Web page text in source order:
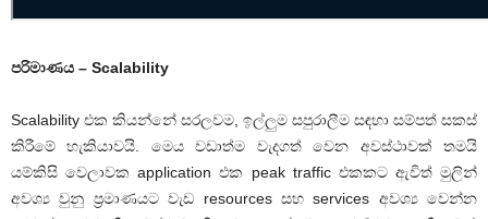
පරිමාණය – Scalability
Scalability එක කියන්නේ සරලවම, ඉල්ලුම සපුරාලීම සඳහා සම්පත් සකස්
කිරීමේ හැකියාවයි. මෙය වඩාත්ම වැදගත් වෙන අවස්ථාවක් තමයි
යම්කිසි වෙලාවක application එක peak traffic එකකට ඇවිත් මුලින්
අවශ්‍ය වුනු ප්‍රමාණයට වැඩ resources සහ services අවශ්‍ය වෙන්න